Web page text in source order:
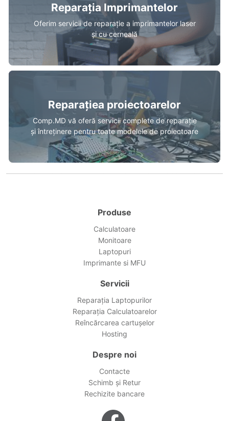
Reparația Imprimantelor
Oferim servicii de reparație a imprimantelor laser
și cu cerneală
Reparațiea proiectoarelor
Comp.MD vă oferă servicii complete de reparație
și întreținere pentru toate modelele de proiectoare
Produse
Calculatoare
Monitoare
Laptopuri
Imprimante si MFU
Servicii
Reparația Laptopurilor
Reparația Calculatoarelor
Reîncărcarea cartușelor
Hosting
Despre noi
Contacte
Schimb și Retur
Rechizite bancare